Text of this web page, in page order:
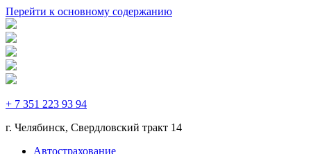
Перейти к основному содержанию
+ 7 351 223 93 94
г. Челябинск, Cвердловский тракт 14
Автострахование